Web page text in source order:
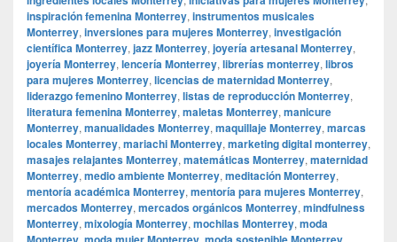
inspiración femenina Monterrey, instrumentos musicales
Monterrey, inversiones para mujeres Monterrey, investigación
científica Monterrey, jazz Monterrey, joyería artesanal Monterrey,
joyería Monterrey, lencería Monterrey, librerías monterrey, libros
para mujeres Monterrey, licencias de maternidad Monterrey,
liderazgo femenino Monterrey, listas de reproducción Monterrey,
literatura femenina Monterrey, maletas Monterrey, manicure
Monterrey, manualidades Monterrey, maquillaje Monterrey, marcas
locales Monterrey, mariachi Monterrey, marketing digital monterrey,
masajes relajantes Monterrey, matemáticas Monterrey, maternidad
Monterrey, medio ambiente Monterrey, meditación Monterrey,
mentoría académica Monterrey, mentoría para mujeres Monterrey,
mercados Monterrey, mercados orgánicos Monterrey, mindfulness
Monterrey, mixología Monterrey, mochilas Monterrey, moda
, , ,